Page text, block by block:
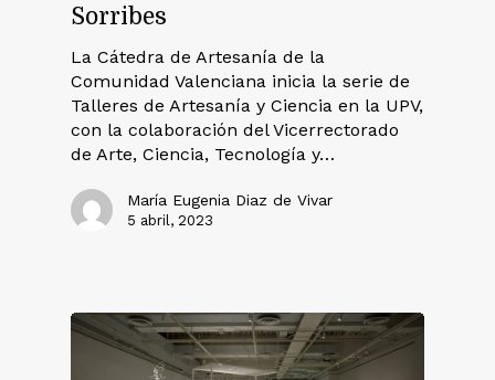
Sorribes
La Cátedra de Artesanía de la
Comunidad Valenciana inicia la serie de
Talleres de Artesanía y Ciencia en la UPV,
con la colaboración del Vicerrectorado
de Arte, Ciencia, Tecnología y…
María Eugenia Diaz de Vivar
5 abril, 2023